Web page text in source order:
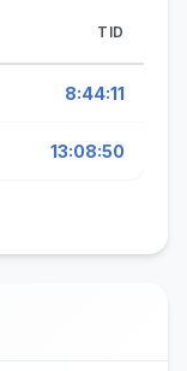
TID
8:44:11
13:08:50